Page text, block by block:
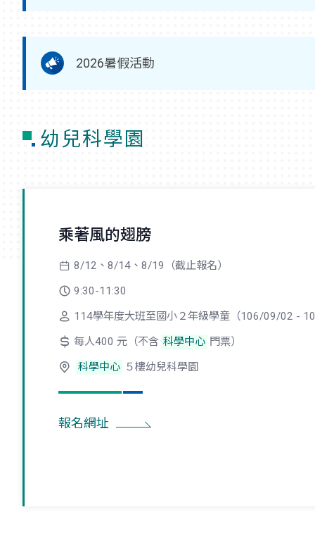
2026暑假活動
幼兒科學園
乘著風的翅膀
8/12、8/14、8/19（截止報名）
9:30-11:30
114學年度大班至國小２年級學童（106/09/02 -
每人400 元（不含 科學中心 門票）
科學中心 ５樓幼兒科學園
報名網址